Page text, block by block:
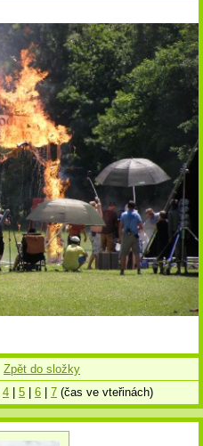
Zpět do složky
4 5 6 7 (čas ve vteřinách)